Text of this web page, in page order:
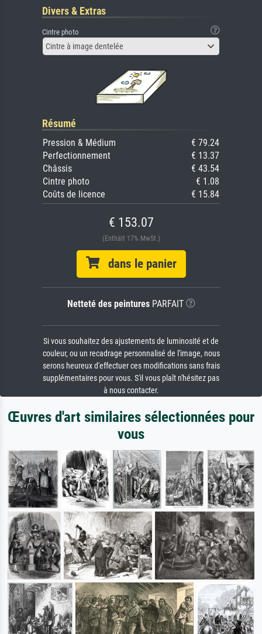
Divers & Extras
Cintre photo
Cintre à image dentelée
Résumé
Pression & Médium
€ 79.24
Perfectionnement
€ 13.37
Châssis
€ 43.54
Cintre photo
€ 1.08
Coûts de licence
€ 15.84
€ 153.07
(Enthält 17% MwSt.)
dans le panier
Netteté des peinturesPARFAIT
Si vous souhaitez des ajustements de luminosité et de
couleur, ou un recadrage personnalisé de l'image, nous
serons heureux d'effectuer ces modifications sans frais
supplémentaires pour vous. S'il vous plaît n'hésitez pas
à nous contacter.
Œuvres d'art similaires sélectionnées pour
vous